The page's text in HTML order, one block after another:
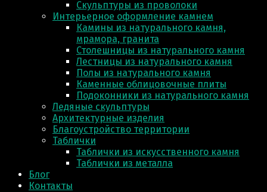
Скульптуры из проволоки
Интерьерное оформление камнем
Камины из натурального камня,
мрамора, гранита
Столешницы из натурального камня
Лестницы из натурального камня
Полы из натурального камня
Каменные облицовочные плиты
Подоконники из натурального камня
Ледяные скульптуры
Архитектурные изделия
Благоустройство территории
Таблички
Таблички из искусственного камня
Таблички из металла
Блог
Контакты